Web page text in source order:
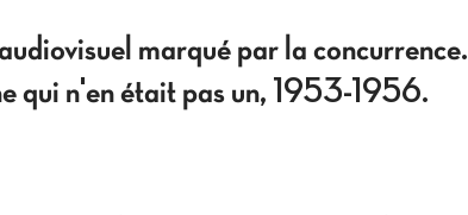
marqué par la concurrence.
qui n'en était pas un, 1953-1956.